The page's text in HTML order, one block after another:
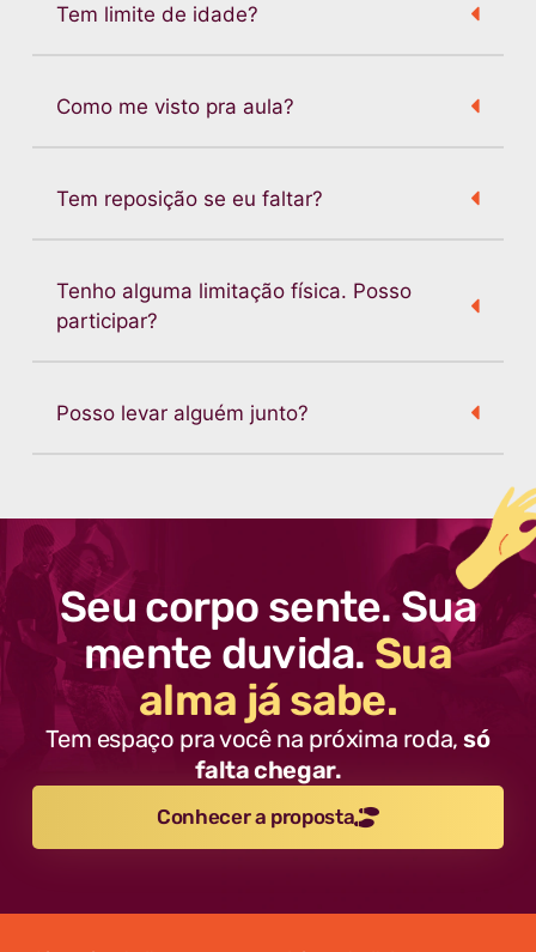
Tem limite de idade?
Como me visto pra aula?
Tem reposição se eu faltar?
Tenho alguma limitação física. Posso
participar?
Posso levar alguém junto?
Seu corpo sente. Sua
mente duvida. Sua
alma já sabe.
Tem espaço pra você na próxima roda,só
falta chegar.
Conhecer a proposta